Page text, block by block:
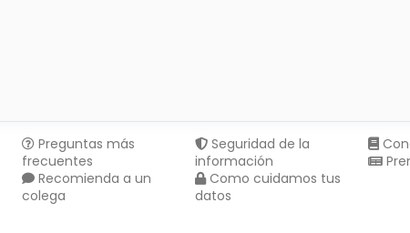
Preguntas más
frecuentes
Recomienda a un
colega
Seguridad de la
información
Como cuidamos tus
datos